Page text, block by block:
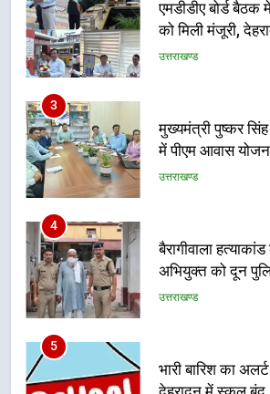
मुख्यमंत्री पुष्कर सिंह
में पीएम आवास
की हुई समीक्षा
उत्तराखण्ड
4
बैरागीवाला
अभियुक्त को दून
गिरफ्तार
उत्तराखण्ड
5
भारी बारिश का
देहरादून में स्कूल बंद
उत्तराखण्ड
6
मुख्यमंत्री धामी की